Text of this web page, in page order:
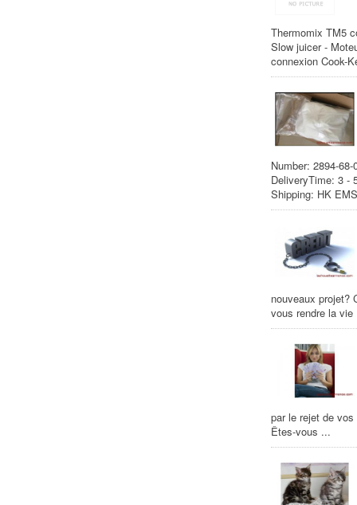
Thermomix TM5
Slow juicer -
connexion Cook-
Number: 2894-
DeliveryTime: 3 -
Shipping: HK
nouveaux projet?
vous rendre la vie
par le rejet de
Êtes-vous ...